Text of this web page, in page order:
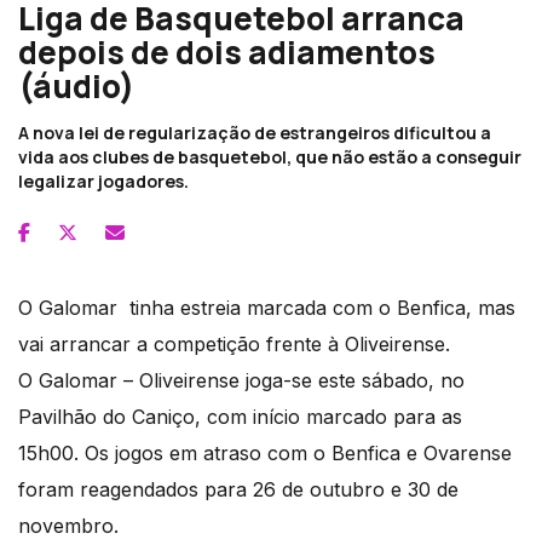
Liga de Basquetebol arranca
depois de dois adiamentos
(áudio)
A nova lei de regularização de estrangeiros dificultou a
vida aos clubes de basquetebol, que não estão a conseguir
legalizar jogadores.
O Galomar tinha estreia marcada com o Benfica, mas
vai arrancar a competição frente à Oliveirense.
O Galomar – Oliveirense joga-se este sábado, no
Pavilhão do Caniço, com início marcado para as
15h00. Os jogos em atraso com o Benfica e Ovarense
foram reagendados para 26 de outubro e 30 de
novembro.